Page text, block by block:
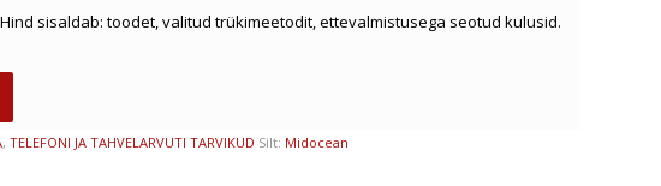
sisaldab: toodet, valitud trükimeetodit, ettevalmistusega seotud kulusid.
,TELEFONI JA TAHVELARVUTI TARVIKUD Silt: Midocean